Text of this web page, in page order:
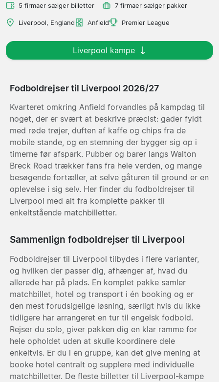
5 firmaer sælger billetter 7 firmaer sælger pakker
Liverpool, England Anfield Premier League
Liverpool kampe
Fodboldrejser til Liverpool 2026/27
Kvarteret omkring Anfield forvandles på kampdag til
noget, der er svært at beskrive præcist: gader fyldt
med røde trøjer, duften af kaffe og chips fra de
mobile stande, og en stemning der bygger sig op i
timerne før afspark. Pubber og barer langs Walton
Breck Road trækker fans fra hele verden, og mange
besøgende fortæller, at selve gåturen til ground er en
oplevelse i sig selv. Her finder du fodboldrejser til
Liverpool med alt fra komplette pakker til
enkeltstående matchbilletter.
Sammenlign fodboldrejser til Liverpool
Fodboldrejser til Liverpool tilbydes i flere varianter,
og hvilken der passer dig, afhænger af, hvad du
allerede har på plads. En komplet pakke samler
matchbillet, hotel og transport i én booking og er
den mest forudsigelige løsning, særligt hvis du ikke
tidligere har arrangeret en tur til engelsk fodbold.
Rejser du solo, giver pakken dig en klar ramme for
hele opholdet uden at skulle koordinere dele
enkeltvis. Er du i en gruppe, kan det give mening at
booke hotel centralt og supplere med individuelle
matchbilletter. De fleste billetter til Liverpool-kampe